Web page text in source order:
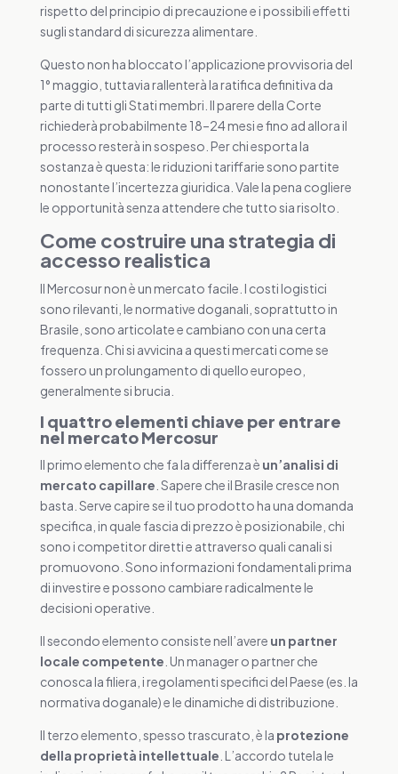
rispetto del principio di precauzione e i possibili effetti
sugli standard di sicurezza alimentare.
Questo non ha bloccato l’applicazione provvisoria del
1° maggio, tuttavia rallenterà la ratifica definitiva da
parte di tutti gli Stati membri. Il parere della Corte
richiederà probabilmente 18–24 mesi e fino ad allora il
processo resterà in sospeso. Per chi esporta la
sostanza è questa: le riduzioni tariffarie sono partite
nonostante l’incertezza giuridica. Vale la pena cogliere
le opportunità senza attendere che tutto sia risolto.
Come costruire una strategia di
accesso realistica
Il Mercosur non è un mercato facile. I costi logistici
sono rilevanti, le normative doganali, soprattutto in
Brasile, sono articolate e cambiano con una certa
frequenza. Chi si avvicina a questi mercati come se
fossero un prolungamento di quello europeo,
generalmente si brucia.
I quattro elementi chiave per entrare
nel mercato Mercosur
Il primo elemento che fa la differenza è un’analisi di
mercato capillare . Sapere che il Brasile cresce non
basta. Serve capire se il tuo prodotto ha una domanda
specifica, in quale fascia di prezzo è posizionabile, chi
sono i competitor diretti e attraverso quali canali si
promuovono. Sono informazioni fondamentali prima
di investire e possono cambiare radicalmente le
decisioni operative.
Il secondo elemento consiste nell’avere un partner
locale competente . Un manager o partner che
conosca la filiera, i regolamenti specifici del Paese (es. la
normativa doganale) e le dinamiche di distribuzione.
Il terzo elemento, spesso trascurato, è la protezione
della proprietà intellettuale . L’accordo tutela le